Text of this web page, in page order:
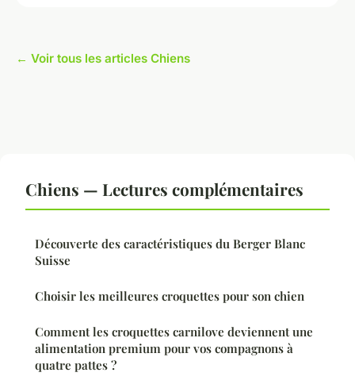
← Voir tous les articles Chiens
Chiens — Lectures complémentaires
Découverte des caractéristiques du Berger Blanc
Suisse
Choisir les meilleures croquettes pour son chien
Comment les croquettes carnilove deviennent une
alimentation premium pour vos compagnons à
quatre pattes ?